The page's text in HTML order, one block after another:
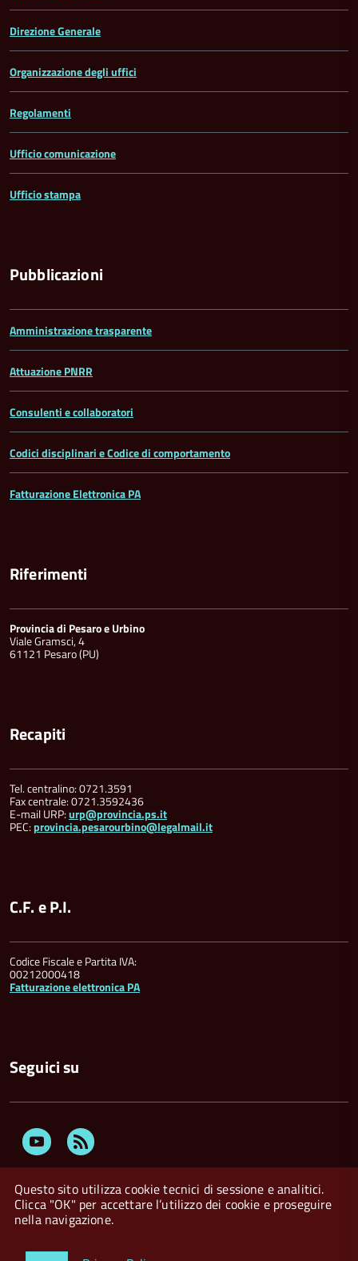
Questo sito utilizza cookie tecnici di sessione e analitici.
Clicca "OK" per accettare l’utilizzo dei cookie e proseguire
nella navigazione.
Direzione Generale
Organizzazione degli uffici
Regolamenti
Ufficio comunicazione
Ufficio stampa
Pubblicazioni
Amministrazione trasparente
Attuazione PNRR
Consulenti e collaboratori
Codici disciplinari e Codice di comportamento
Fatturazione Elettronica PA
Riferimenti
Provincia di Pesaro e Urbino
Viale Gramsci, 4
61121 Pesaro (PU)
Recapiti
Tel. centralino: 0721.3591
Fax centrale: 0721.3592436
E-mail URP:urp@provincia.ps.it
PEC:provincia.pesarourbino@legalmail.it
C.F. e P.I.
Codice Fiscale e Partita IVA:
00212000418
Fatturazione elettronica PA
Seguici su
Youtube
Privacy Policy